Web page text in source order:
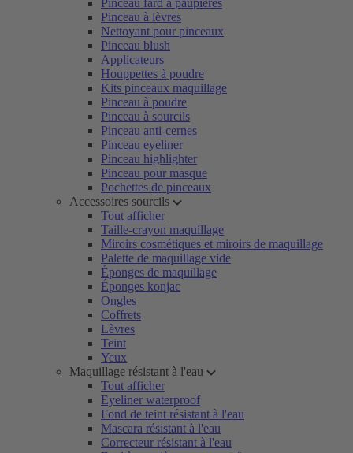
Pinceau fard à paupières
Pinceau à lèvres
Nettoyant pour pinceaux
Pinceau blush
Applicateurs
Houppettes à poudre
Kits pinceaux maquillage
Pinceau à poudre
Pinceau à sourcils
Pinceau anti-cernes
Pinceau eyeliner
Pinceau highlighter
Pinceau pour masque
Pochettes de pinceaux
Accessoires sourcils
Tout afficher
Taille-crayon maquillage
Miroirs cosmétiques et miroirs de maquillage
Palette de maquillage vide
Éponges de maquillage
Éponges konjac
Ongles
Coffrets
Lèvres
Teint
Yeux
Maquillage résistant à l'eau
Tout afficher
Eyeliner waterproof
Fond de teint résistant à l'eau
Mascara résistant à l'eau
Correcteur résistant à l'eau